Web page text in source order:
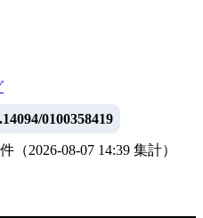
0100358419
件 （2026-08-07 14:39 集計）